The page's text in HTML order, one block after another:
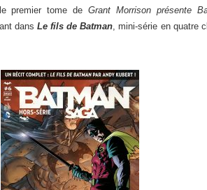
premier tome de Grant Morrison présente
dansLe fils de Batman, mini-série en quatre